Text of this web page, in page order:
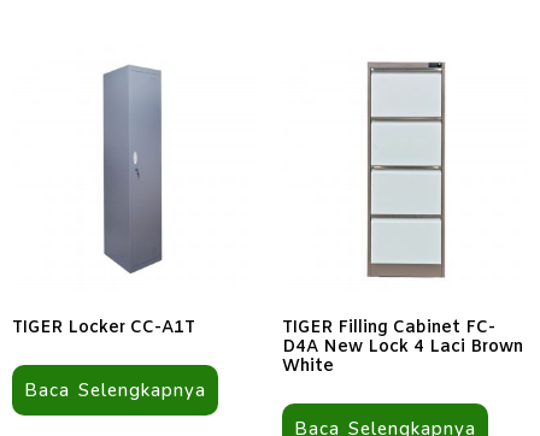
TIGER Locker CC-A1T
Baca Selengkapnya
TIGER Filling Cabinet FC-
D4A New Lock 4 Laci Brown
White
Baca Selengkapnya